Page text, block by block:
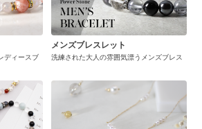
ディースブ
メンズブレスレット
洗練された大人の雰囲気漂うメンズブレス